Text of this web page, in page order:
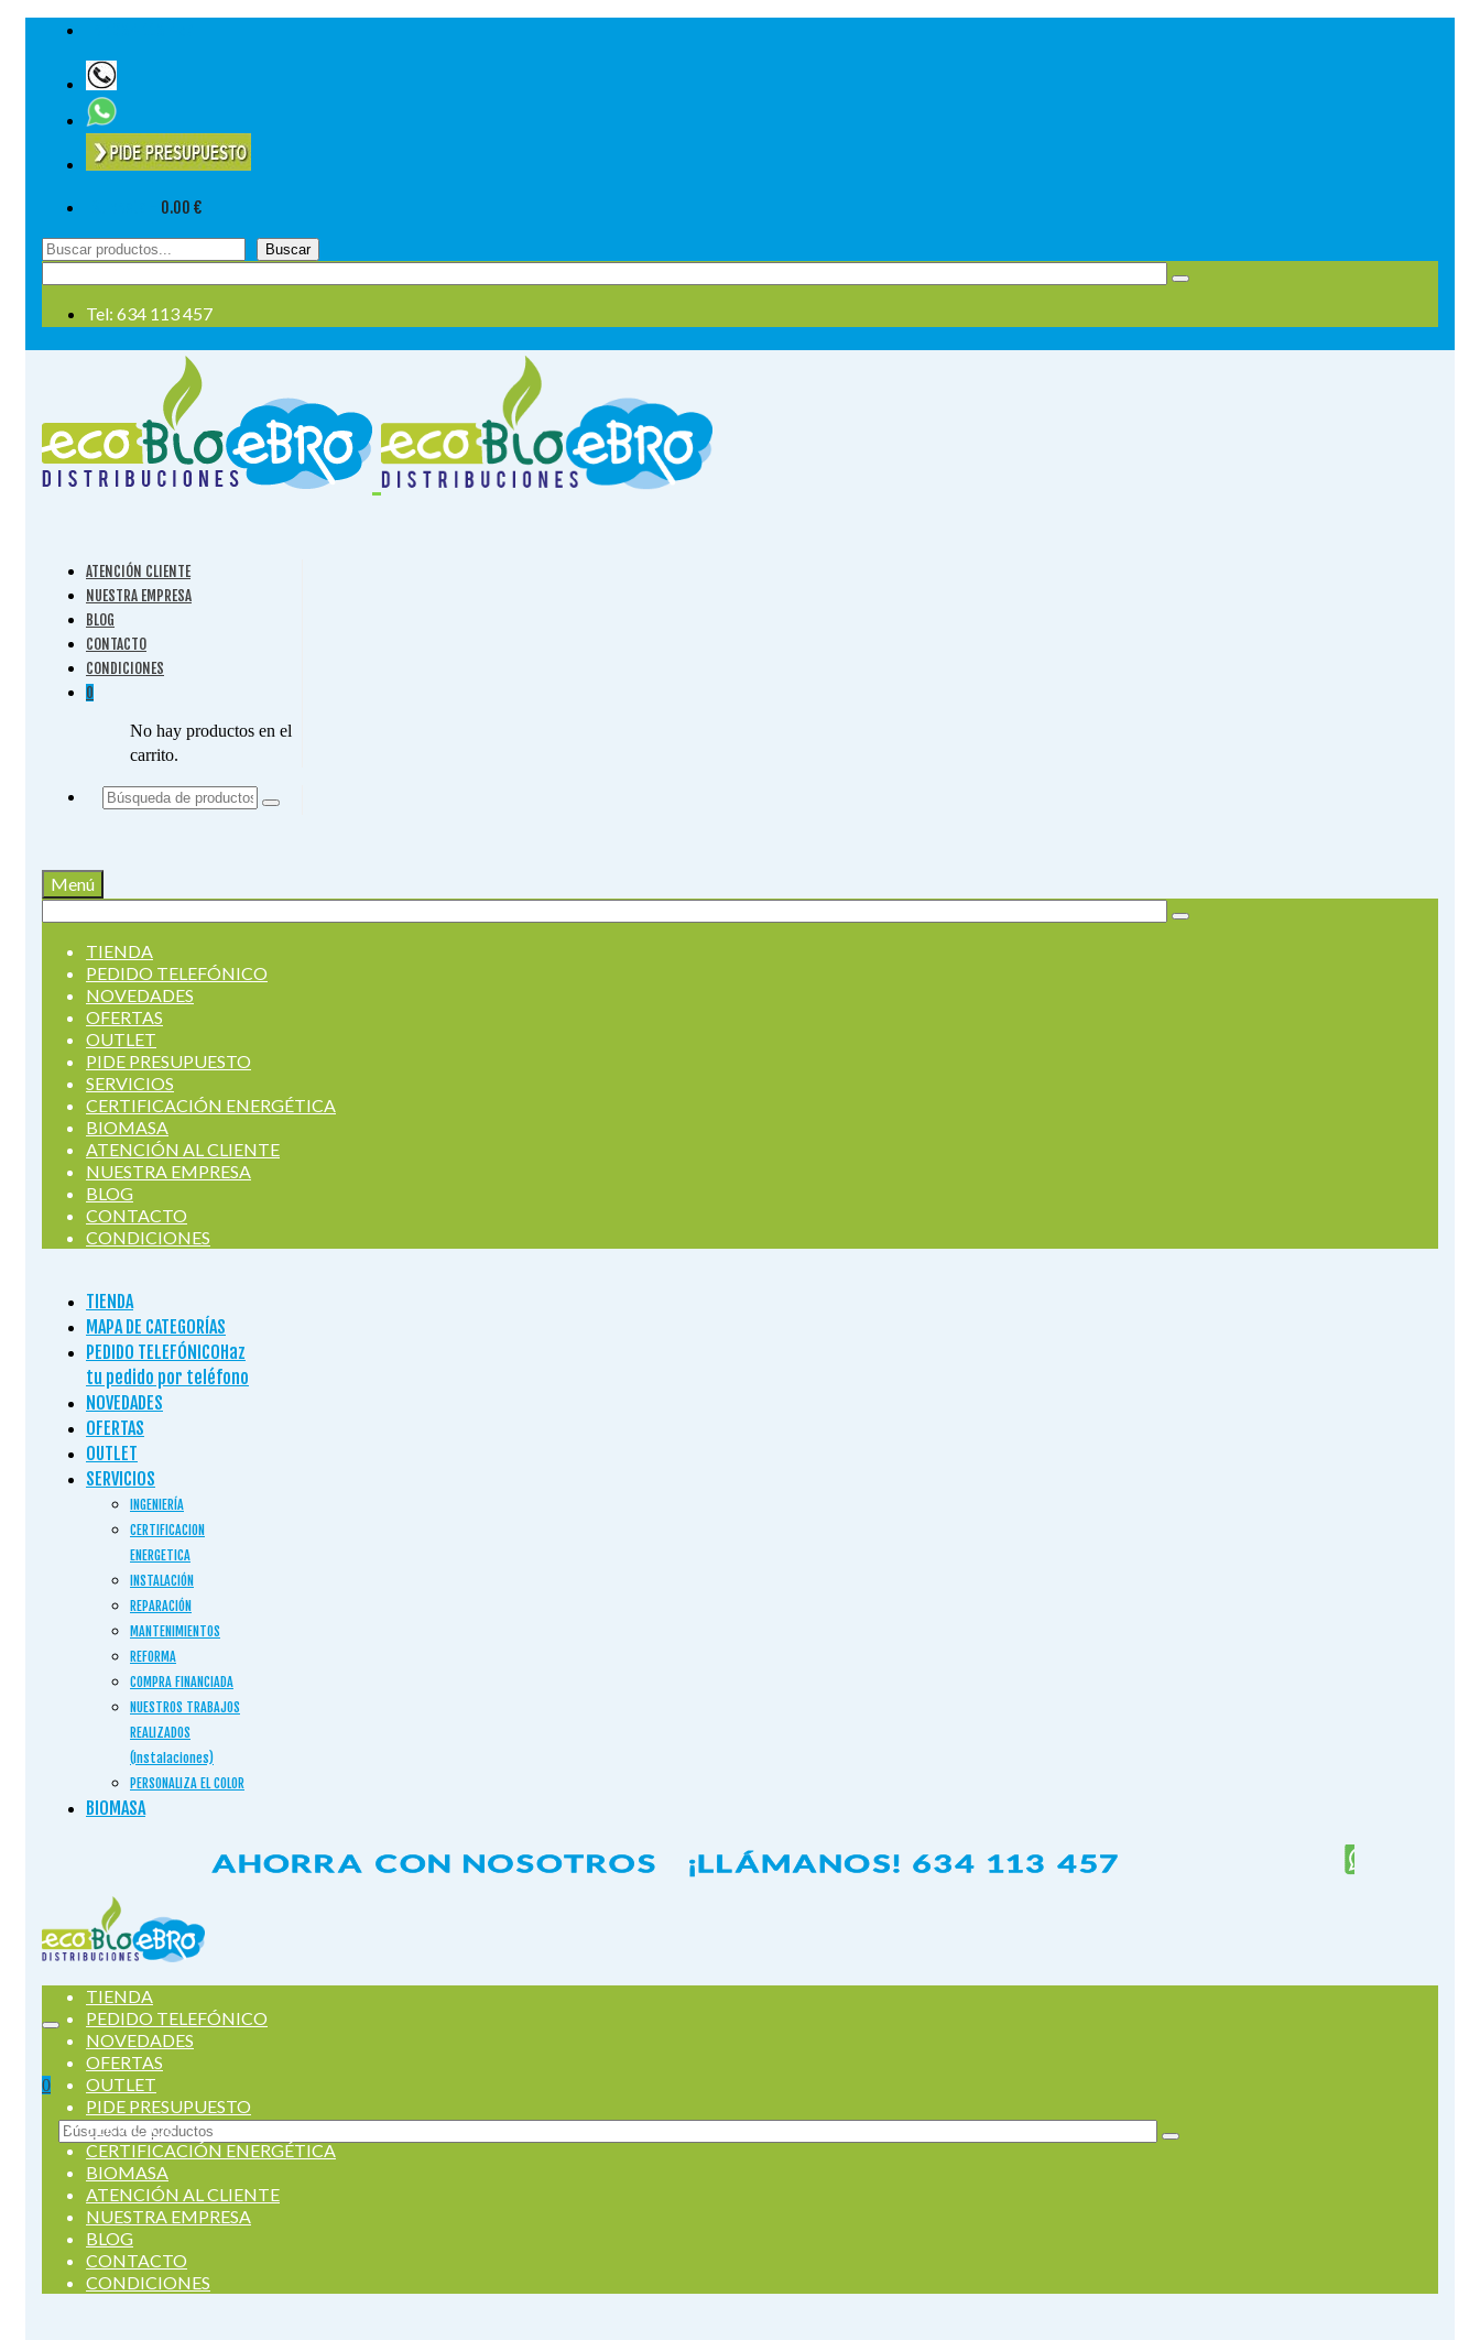
0.00 €
Buscar
Tel: 634 113 457
ATENCIÓN CLIENTE
NUESTRA EMPRESA
BLOG
CONTACTO
CONDICIONES
0
No hay productos en el
carrito.
Buscar
Menú
TIENDA
PEDIDO TELEFÓNICO
NOVEDADES
OFERTAS
OUTLET
PIDE PRESUPUESTO
SERVICIOS
CERTIFICACIÓN ENERGÉTICA
BIOMASA
ATENCIÓN AL CLIENTE
NUESTRA EMPRESA
BLOG
CONTACTO
CONDICIONES
TIENDA
MAPA DE CATEGORÍAS
PEDIDO TELEFÓNICO Haz
tu pedido por teléfono
NOVEDADES
OFERTAS
OUTLET
SERVICIOS
INGENIERÍA
CERTIFICACION
ENERGETICA
INSTALACIÓN
REPARACIÓN
MANTENIMIENTOS
REFORMA
COMPRA FINANCIADA
NUESTROS TRABAJOS
REALIZADOS
(Instalaciones)
PERSONALIZA EL COLOR
BIOMASA
0
Buscar
por:
TIENDA
PEDIDO TELEFÓNICO
NOVEDADES
OFERTAS
OUTLET
PIDE PRESUPUESTO
SERVICIOS
CERTIFICACIÓN ENERGÉTICA
BIOMASA
ATENCIÓN AL CLIENTE
NUESTRA EMPRESA
BLOG
CONTACTO
CONDICIONES